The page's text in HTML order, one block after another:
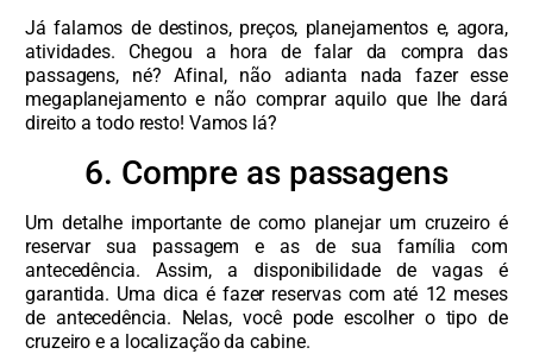
Já falamos de destinos, preços, planejamentos e, agora,
atividades. Chegou a hora de falar da compra das
passagens, né? Afinal, não adianta nada fazer esse
megaplanejamento e não comprar aquilo que lhe dará
direito a todo resto! Vamos lá?
6. Compre as passagens
Um detalhe importante de como planejar um cruzeiro é
reservar sua passagem e as de sua família com
antecedência. Assim, a disponibilidade de vagas é
garantida. Uma dica é fazer reservas com até 12 meses
de antecedência. Nelas, você pode escolher o tipo de
cruzeiro e a localização da cabine.